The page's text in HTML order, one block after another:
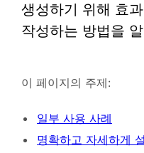
생성하기 위해 효
작성하는 방법을
이 페이지의 주제:
일부 사용 사례
명확하고 자세하게